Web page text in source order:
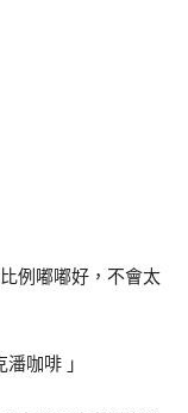
例嘟嘟好，不會太